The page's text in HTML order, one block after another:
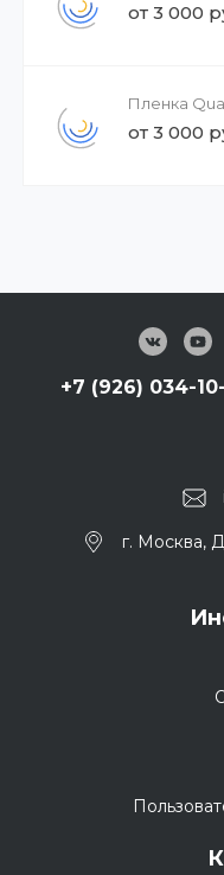
от 3 000
Пленка
от 3 000
+7 (926) 034-
г. Москва,